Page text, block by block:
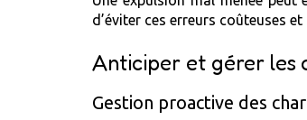
d’éviter ces erreurs coûteuses
Anticiper et gérer les
Gestion proactive des